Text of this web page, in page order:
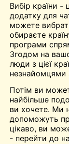
Вибір країни -
додатку для
можете
обираєте
програми
Згодом на
люди з цієї
незнайомцями
Потім ви
найбільше
ви хочете. Ми
допоможуть
цікаво, ви
- перейти до